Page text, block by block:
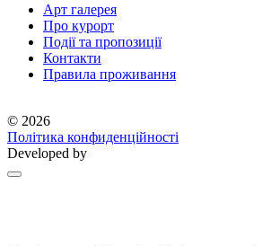
Арт галерея
Про курорт
Події та пропозиції
Контакти
Правила проживання
© 2026
Політика конфиденційності
Developed by